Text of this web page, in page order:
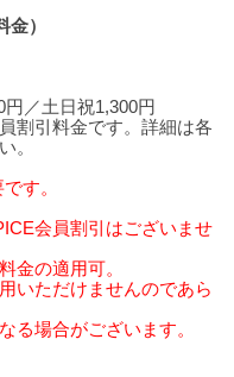
）
／土日祝1,300円
割引料金です。詳細は各
。
す。
会員割引はございませ
金の適用可。
いただけませんのであら
る場合がございます。